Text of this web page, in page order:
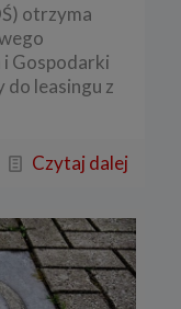
otrzyma
i Gospodarki
do leasingu z
Czytaj dalej